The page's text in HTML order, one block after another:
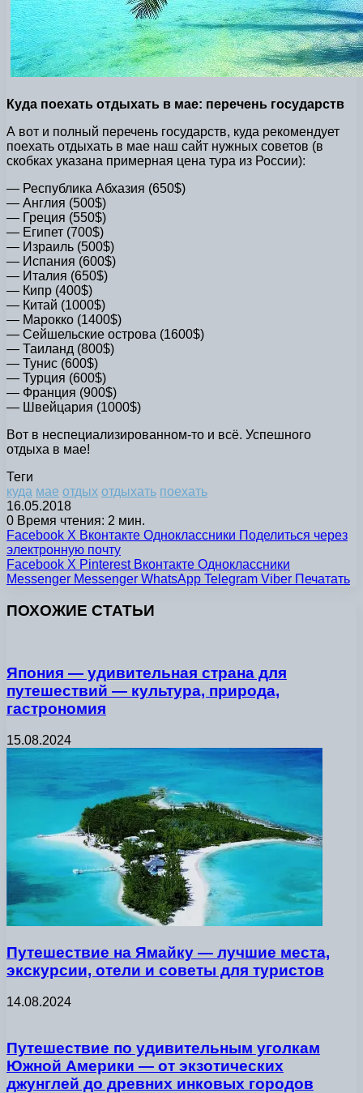
Куда поехать отдыхать в мае: перечень государств
А вот и полный перечень государств, куда рекомендует
поехать отдыхать в мае наш сайт нужных советов (в
скобках указана примерная цена тура из России):
— Республика Абхазия (650$)
— Англия (500$)
— Греция (550$)
— Египет (700$)
— Израиль (500$)
— Испания (600$)
— Италия (650$)
— Кипр (400$)
— Китай (1000$)
— Марокко (1400$)
— Сейшельские острова (1600$)
— Таиланд (800$)
— Тунис (600$)
— Турция (600$)
— Франция (900$)
— Швейцария (1000$)
Вот в неспециализированном-то и всё. Успешного
отдыха в мае!
Теги
куда мае отдых отдыхать поехать
16.05.2018
0 Время чтения: 2 мин.
Facebook X Вконтакте Одноклассники Поделиться через
электронную почту
Facebook X Pinterest Вконтакте Одноклассники
Messenger Messenger WhatsApp Telegram Viber Печатать
ПОХОЖИЕ СТАТЬИ
Япония — удивительная страна для
путешествий — культура, природа,
гастрономия
15.08.2024
Путешествие на Ямайку — лучшие места,
экскурсии, отели и советы для туристов
14.08.2024
Путешествие по удивительным уголкам
Южной Америки — от экзотических
джунглей до древних инковых городов